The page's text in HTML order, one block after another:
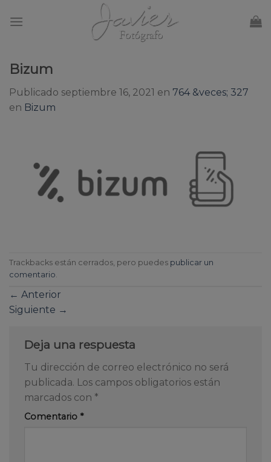
Bizum
Publicado septiembre 16, 2021 en 764 &veces; 327
en Bizum
Trackbacks están cerrados, pero puedes publicar un
comentario.
← Anterior
Siguiente →
Deja una respuesta
Tu dirección de correo electrónico no será
publicada. Los campos obligatorios están
marcados con *
Comentario *